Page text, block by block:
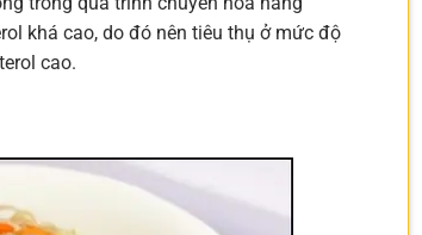
khá cao, do đó nên tiêu thụ ở mức độ
cao.